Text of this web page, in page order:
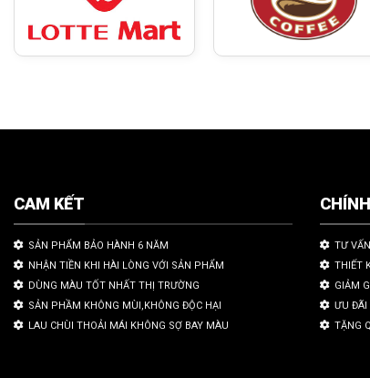
CAM KẾT
SẢN PHẨM BẢO HÀNH 6 NĂM
NHẬN TIỀN KHI HÀI LÒNG VỚI SẢN PHẨM
DÙNG MÀU TỐT NHẤT THỊ TRƯỜNG
SẢN PHẦM KHÔNG MÙI,KHÔNG ĐỘC HẠI
LAU CHÙI THOẢI MÁI KHÔNG SỢ BAY MÀU
TƯ
THIẾT
GIẢM
ƯU ĐÃI
TẶNG